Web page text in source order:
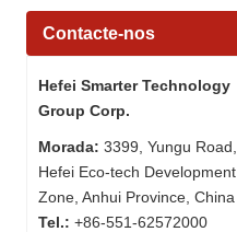
Contacte-nos
Hefei Smarter Technology
Group Corp.
Morada: 3399, Yungu Road,
Hefei Eco-tech Development
Zone, Anhui Province, China
Tel.: +86-551-62572000